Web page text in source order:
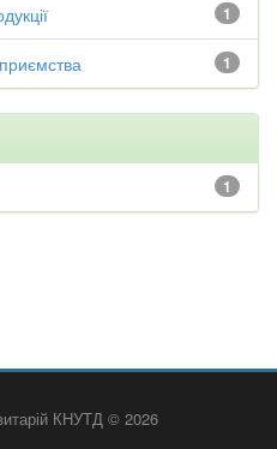
1
1
1
КНУТД © 2026